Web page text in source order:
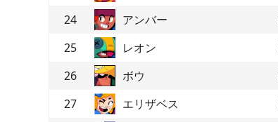
24
アンバー
25
レオン
26
ボウ
27
エリザベス